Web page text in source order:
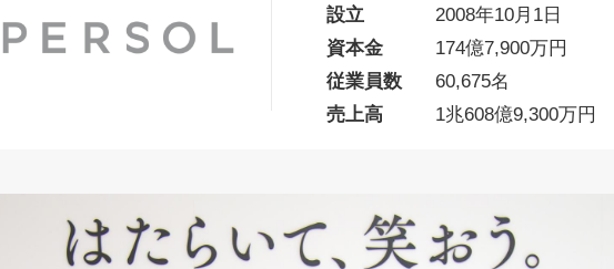
設立
2008年10月1日
資本金
174億7,900万円
従業員数
60,675名
売上高
1兆608億9,300万円